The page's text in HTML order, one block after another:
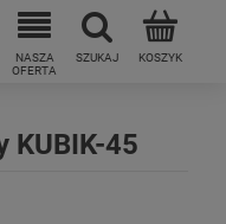
KUBIK-45